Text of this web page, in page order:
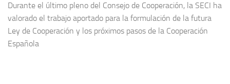
Durante el último pleno del Consejo de Cooperación, la SECI ha
valorado el trabajo aportado para la formulación de la futura
Ley de Cooperación y los próximos pasos de la Cooperación
Española